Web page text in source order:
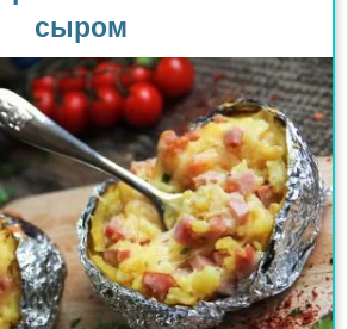
сыром